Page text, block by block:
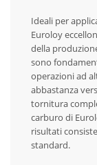
Ideali per
Euroloy
della
sono
operazioni ad
abbastanza
tornitura
carburo di
risultati
standard.